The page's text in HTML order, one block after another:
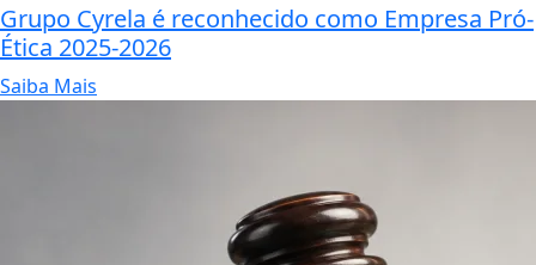
Grupo Cyrela é reconhecido como Empresa Pró-
Ética 2025-2026
Saiba Mais